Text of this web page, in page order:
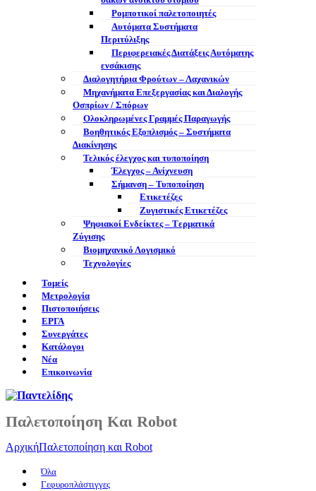
Ρομποτικοί παλετοποιητές
Αυτόματα Συστήματα
Περιτύλιξης
Περιφερειακές Διατάξεις Αυτόματης
ενσάκισης
Διαλογητήρια Φρούτων – Λαχανικών
Μηχανήματα Επεξεργασίας και Διαλογής
Οσπρίων / Σπόρων
Ολοκληρωμένες Γραμμές Παραγωγής
Βοηθητικός Εξοπλισμός – Συστήματα
Διακίνησης
Τελικός έλεγχος και τυποποίηση
Έλεγχος – Ανίχνευση
Σήμανση – Τυποποίηση
Ετικετέζες
Ζυγιστικές Ετικετέζες
Ψηφιακοί Ενδείκτες – Tερματικά
Ζύγισης
Βιομηχανικό Λογισμικό
Τεχνολογίες
Τομείς
Μετρολογία
Πιστοποιήσεις
ΕΡΓΑ
Συνεργάτες
Κατάλογοι
Νέα
Επικοινωνία
Παλετοποίηση Και Robot
ΑρχικήΠαλετοποίηση και Robot
Όλα
Γεφυροπλάστιγγες